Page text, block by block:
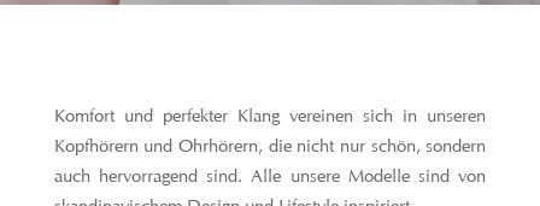
Komfort und perfekter Klang vereinen sich in unseren
Kopfhörern und Ohrhörern, die nicht nur schön, sondern
auch hervorragend sind. Alle unsere Modelle sind von